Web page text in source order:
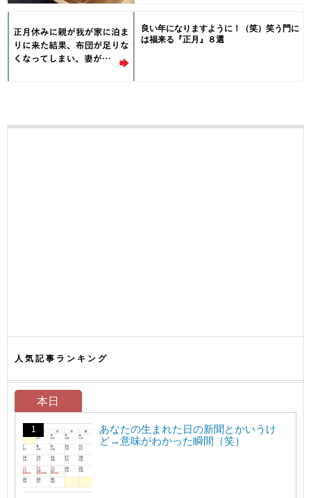
良い年になりますように！（笑）笑う門に
は福来る『正月』８選
人気記事ランキング
本日
あなたの生まれた日の新聞とかいうけ
ど→意味がわかった瞬間（笑）